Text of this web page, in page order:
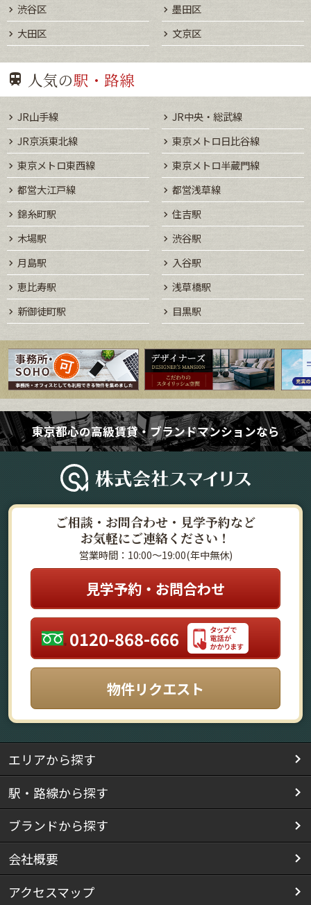
渋谷区
墨田区
大田区
文京区
人気の駅・路線
JR山手線
JR中央・総武線
JR京浜東北線
東京メトロ日比谷線
東京メトロ東西線
東京メトロ半蔵門線
都営大江戸線
都営浅草線
錦糸町駅
住吉駅
木場駅
渋谷駅
月島駅
入谷駅
恵比寿駅
浅草橋駅
新御徒町駅
目黒駅
東京都心の高級賃貸・ブランドマンションなら
ご相談・お問合わせ・見学予約など
お気軽にご連絡ください！
営業時間：10:00～19:00(年中無休)
見学予約・お問合わせ
0120-868-666
物件リクエスト
エリアから探す
駅・路線から探す
ブランドから探す
会社概要
アクセスマップ